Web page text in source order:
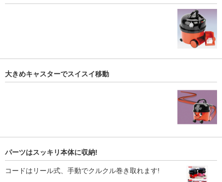
大きめキャスターでスイスイ移動
パーツはスッキリ本体に収納!
コードはリール式、手動でクルクル巻き取れます!